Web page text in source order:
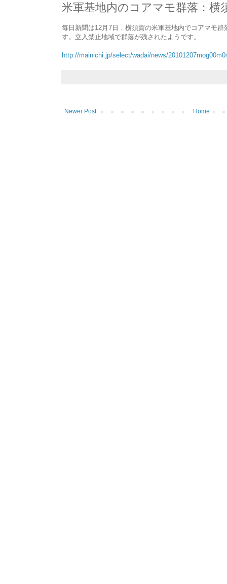
米軍基地内のコアマモ群落：横
毎日新聞は12月7日，横須賀の米軍基地内でコアマモ
す。立入禁止地域で群落が残されたようです。
http://mainichi.jp/select/wadai/news/
Newer Post Home